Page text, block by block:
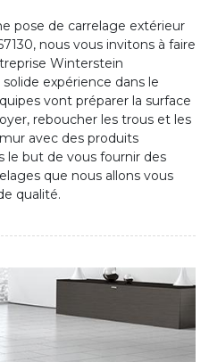
pose de carrelage extérieur
nous vous invitons à faire
Winterstein
expérience dans le
vont préparer la surface
reboucher les trous et les
avec des produits
le but de vous fournir des
que nous allons vous
qualité.